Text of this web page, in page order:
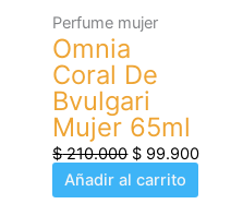
Perfume mujer
Omnia
Coral De
Bvulgari
Mujer 65ml
$210.000 $ 99.900
Añadir al carrito